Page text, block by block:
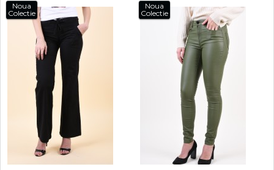
Noua
Colectie
Noua
Colectie